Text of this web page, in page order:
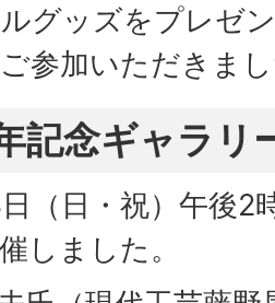
グッズをプレゼ
参加いただきま
記念ギャラリ
（日・祝）午後2
しました。